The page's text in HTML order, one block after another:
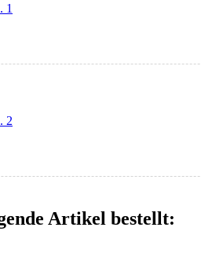
1
2
Artikel bestellt: